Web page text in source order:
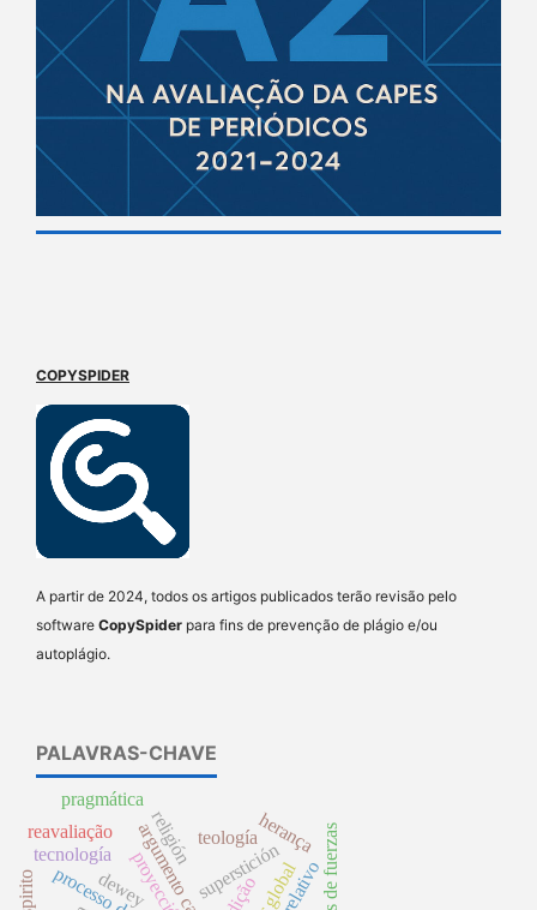
COPYSPIDER
A partir de 2024, todos os artigos publicados terão revisão pelo
software CopySpider para fins de prevenção de plágio e/ou
autoplágio.
PALAVRAS-CHAVE
argumento causalsuperstición
proyección
religión
tecnología
dewey
teología
espirito
herança
reavaliação
pragmática